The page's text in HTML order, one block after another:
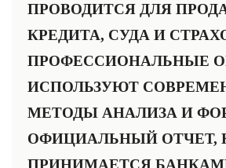
ПРОВОДИТСЯ ДЛЯ
КРЕДИТА, СУДА И
ПРОФЕССИОНАЛЬНЫЕ
ИСПОЛЬЗУЮТ
МЕТОДЫ АНАЛИЗА И
ОФИЦИАЛЬНЫЙ ОТЧЕТ,
ПРИНИМАЕТСЯ